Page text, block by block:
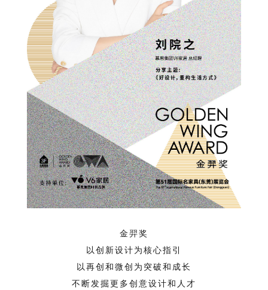
金羿奖
以创新设计为核心指引
以再创和微创为突破和成长
不断发掘更多创意设计和人才